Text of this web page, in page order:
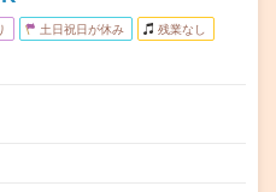
土日祝日が休み 残業なし